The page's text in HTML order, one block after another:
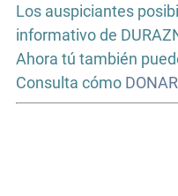
Los auspiciantes
informativo de
Ahora tú también
Consulta cómo